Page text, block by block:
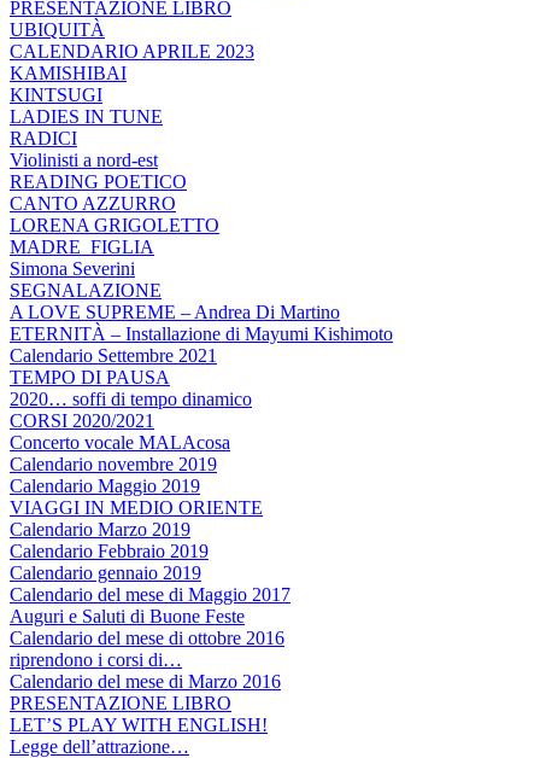
PRESENTAZIONE LIBRO
UBIQUITÀ
CALENDARIO APRILE 2023
KAMISHIBAI
KINTSUGI
LADIES IN TUNE
RADICI
Violinisti a nord-est
READING POETICO
CANTO AZZURRO
LORENA GRIGOLETTO
MADRE_FIGLIA
Simona Severini
SEGNALAZIONE
A LOVE SUPREME – Andrea Di Martino
ETERNITÀ – Installazione di Mayumi Kishimoto
Calendario Settembre 2021
TEMPO DI PAUSA
2020… soffi di tempo dinamico
CORSI 2020/2021
Concerto vocale MALAcosa
Calendario novembre 2019
Calendario Maggio 2019
VIAGGI IN MEDIO ORIENTE
Calendario Marzo 2019
Calendario Febbraio 2019
Calendario gennaio 2019
Calendario del mese di Maggio 2017
Auguri e Saluti di Buone Feste
Calendario del mese di ottobre 2016
riprendono i corsi di…
Calendario del mese di Marzo 2016
PRESENTAZIONE LIBRO
LET’S PLAY WITH ENGLISH!
Legge dell’attrazione…